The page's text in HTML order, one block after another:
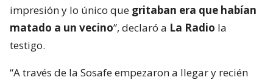
impresión y lo único que gritaban era que habían
matado a un vecino”, declaró a La Radio la
testigo.
“A través de la Sosafe empezaron a llegar y recién